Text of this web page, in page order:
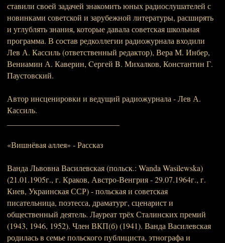
ставили своей задачей знакомить юных радиослушателей с
новинками советской и зарубежной литературы, расширять
и углублять знания, которые давала советская школьная
программа. В состав редколлегии радиожурнала входили
Лев А. Кассиль (ответственный редактор), Вера М. Инбер,
Вениамин А. Каверин, Cергей B. Михалков, Константин Г.
Паустовский.
Автор инсценировки и ведущий радиожурнала - Лев А.
Кассиль.
«Вишнёвая аллея» - Рассказ
Ванда Львовна Василевская (польск.: Wanda Wasilewska)
(21.01.1905г., г. Краков, Австро-Венгрия - 29.07.1964г., г.
Киев, Украинская ССР) - польская и советская
писательница, поэтесса, драматург, сценарист и
общественный деятель. Лауреат трёх Сталинских премий
(1943, 1946, 1952). Член ВКП(б) (1941). Ванда Василевская
родилась в семье польского публициста, этнографа и